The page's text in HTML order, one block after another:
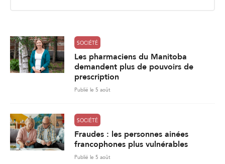
SOCIÉTÉ
Les pharmaciens du Manitoba
demandent plus de pouvoirs de
prescription
Publié le 5 août
SOCIÉTÉ
Fraudes : les personnes ainées
francophones plus vulnérables
Publié le 5 août